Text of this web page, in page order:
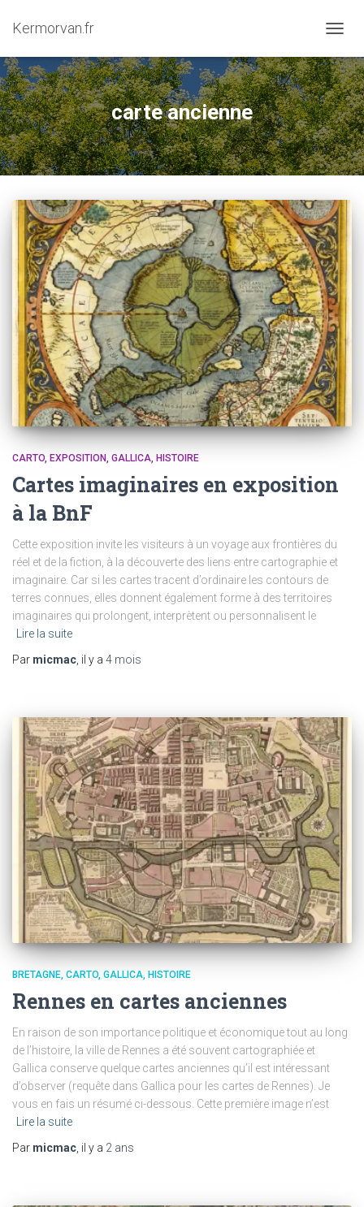
Kermorvan.fr
carte ancienne
CARTO EXPOSITION GALLICA HISTOIRE
Cartes imaginaires en exposition
à la BnF
Cette exposition invite les visiteurs à un voyage aux frontières du
réel et de la fiction, à la découverte des liens entre cartographie et
imaginaire. Car si les cartes tracent d’ordinaire les contours de
terres connues, elles donnent également forme à des territoires
imaginaires qui prolongent, interprètent ou personnalisent le
Lire la suite
Par micmac , il y a 4 mois
BRETAGNE CARTO GALLICA HISTOIRE
Rennes en cartes anciennes
En raison de son importance politique et économique tout au long
de l’histoire, la ville de Rennes a été souvent cartographiée et
Gallica conserve quelque cartes anciennes qu’il est intéressant
d’observer (requête dans Gallica pour les cartes de Rennes). Je
vous en fais un résumé ci-dessous. Cette première image n’est
Lire la suite
Par micmac, il y a 2 ans